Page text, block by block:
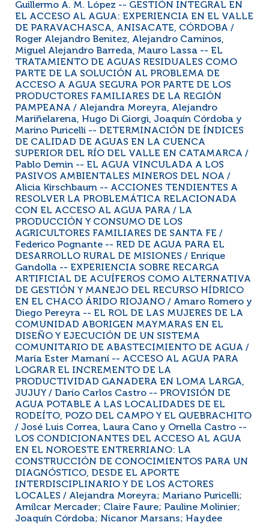
Guillermo A. M. López -- GESTIÓN INTEGRAL EN
EL ACCESO AL AGUA: EXPERIENCIA EN EL VALLE
DE PARAVACHASCA, ANISACATE, CÓRDOBA /
Roger Alejandro Benitez, Alejandro Caminos,
Miguel Alejandro Barreda, Mauro Lassa -- EL
TRATAMIENTO DE AGUAS RESIDUALES COMO
PARTE DE LA SOLUCIÓN AL PROBLEMA DE
ACCESO A AGUA SEGURA POR PARTE DE LOS
PRODUCTORES FAMILIARES DE LA REGIÓN
PAMPEANA / Alejandra Moreyra, Alejandro
Mariñelarena, Hugo Di Giorgi, Joaquín Córdoba y
Marino Puricelli -- DETERMINACIÓN DE ÍNDICES
DE CALIDAD DE AGUAS EN LA CUENCA
SUPERIOR DEL RÍO DEL VALLE EN CATAMARCA /
Pablo Demin -- EL AGUA VINCULADA A LOS
PASIVOS AMBIENTALES MINEROS DEL NOA /
Alicia Kirschbaum -- ACCIONES TENDIENTES A
RESOLVER LA PROBLEMÁTICA RELACIONADA
CON EL ACCESO AL AGUA PARA / LA
PRODUCCIÓN Y CONSUMO DE LOS
AGRICULTORES FAMILIARES DE SANTA FE /
Federico Pognante -- RED DE AGUA PARA EL
DESARROLLO RURAL DE MISIONES / Enrique
Gandolla -- EXPERIENCIA SOBRE RECARGA
ARTIFICIAL DE ACUÍFEROS COMO ALTERNATIVA
DE GESTIÓN Y MANEJO DEL RECURSO HÍDRICO
EN EL CHACO ÁRIDO RIOJANO / Amaro Romero y
Diego Pereyra -- EL ROL DE LAS MUJERES DE LA
COMUNIDAD ABORIGEN MAYMARAS EN EL
DISEÑO Y EJECUCIÓN DE UN SISTEMA
COMUNITARIO DE ABASTECIMIENTO DE AGUA /
María Ester Mamaní -- ACCESO AL AGUA PARA
LOGRAR EL INCREMENTO DE LA
PRODUCTIVIDAD GANADERA EN LOMA LARGA,
JUJUY / Darío Carlos Castro -- PROVISIÓN DE
AGUA POTABLE A LAS LOCALIDADES DE EL
RODEÍTO, POZO DEL CAMPO Y EL QUEBRACHITO
/ José Luis Correa, Laura Cano y Ornella Castro --
LOS CONDICIONANTES DEL ACCESO AL AGUA
EN EL NOROESTE ENTRERRIANO: LA
CONSTRUCCIÓN DE CONOCIMIENTOS PARA UN
DIAGNÓSTICO, DESDE EL APORTE
INTERDISCIPLINARIO Y DE LOS ACTORES
LOCALES / Alejandra Moreyra; Mariano Puricelli;
Amílcar Mercader; Claire Faure; Pauline Molinier;
Joaquín Córdoba; Nicanor Marsans; Haydee